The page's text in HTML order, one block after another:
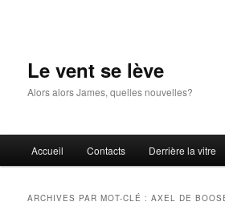
Le vent se lève
Alors alors James, quelles nouvelles?
principal
Accueil Contacts Derrière la vitre
ARCHIVES PAR MOT-CLÉ :AXEL DE